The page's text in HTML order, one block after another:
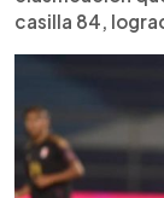
casilla 84,